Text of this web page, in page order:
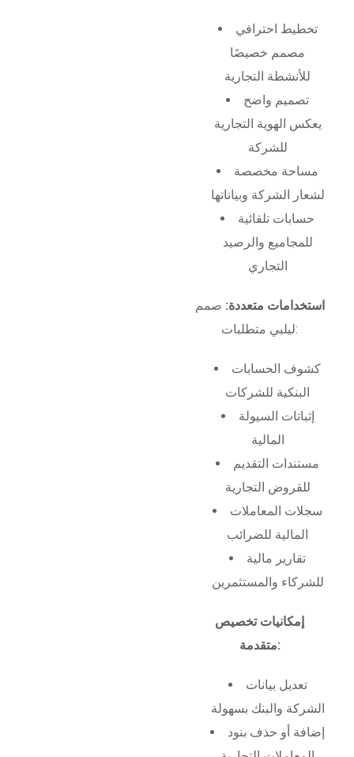
تخطيط احترافي
مصمم خصيصًا
للأنشطة التجارية
تصميم واضح
يعكس الهوية التجارية
للشركة
مساحة مخصصة
لشعار الشركة وبياناتها
حسابات تلقائية
للمجاميع والرصيد
التجاري
استخدامات متعددة: صمم
ليلبي متطلبات:
كشوف الحسابات
البنكية للشركات
إثباتات السيولة
المالية
مستندات التقديم
للقروض التجارية
سجلات المعاملات
المالية للضرائب
تقارير مالية
للشركاء والمستثمرين
إمكانيات تخصيص
متقدمة:
تعديل بيانات
الشركة والبنك بسهولة
إضافة أو حذف بنود